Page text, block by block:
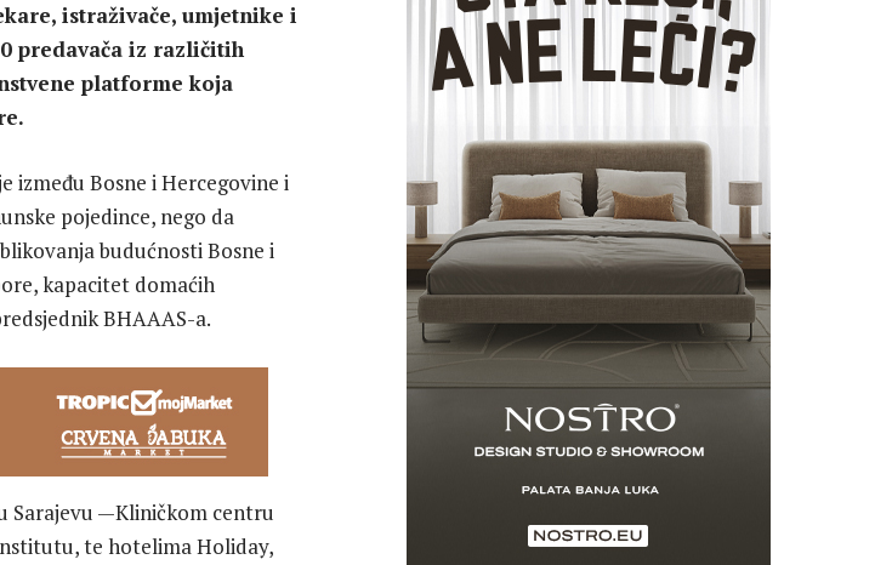
istraživače, umjetnike i
predavača iz različitih
platforme koja
između Bosne i Hercegovine i
pojedince, nego da
budućnosti Bosne i
kapacitet domaćih
BHAAAS-a.
Sarajevu —Kliničkom centru
te hotelima Holiday,